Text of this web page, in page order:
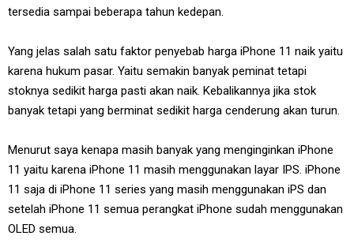
tersedia sampai beberapa tahun kedepan.
Yang jelas salah satu faktor penyebab harga iPhone 11 naik yaitu
karena hukum pasar. Yaitu semakin banyak peminat tetapi
stoknya sedikit harga pasti akan naik. Kebalikannya jika stok
banyak tetapi yang berminat sedikit harga cenderung akan turun.
Menurut saya kenapa masih banyak yang menginginkan iPhone
11 yaitu karena iPhone 11 masih menggunakan layar IPS. iPhone
11 saja di iPhone 11 series yang masih menggunakan iPS dan
setelah iPhone 11 semua perangkat iPhone sudah menggunakan
OLED semua.